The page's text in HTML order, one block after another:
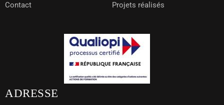
Contact
Projets réalisés
ADRESSE